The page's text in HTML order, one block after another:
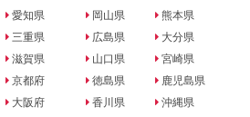
愛知県
三重県
滋賀県
京都府
大阪府
岡山県
広島県
山口県
徳島県
香川県
熊本県
大分県
宮崎県
鹿児島県
沖縄県